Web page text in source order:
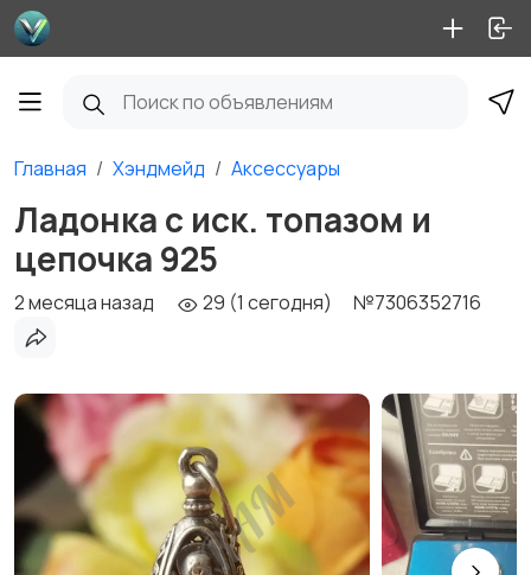
Главная Хэндмейд Аксессуары
Ладонка с иск. топазом и
цепочка 925
2 месяца назад 29 (1 сегодня) №7306352716